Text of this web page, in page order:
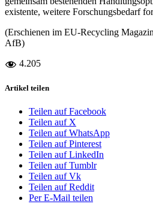
existente, weitere Forschungsbedarf
(Erschienen im EU-Recycling
AfB)
4.205
Artikel teilen
Teilen auf Facebook
Teilen auf X
Teilen auf WhatsApp
Teilen auf Pinterest
Teilen auf LinkedIn
Teilen auf Tumblr
Teilen auf Vk
Teilen auf Reddit
Per E-Mail teilen